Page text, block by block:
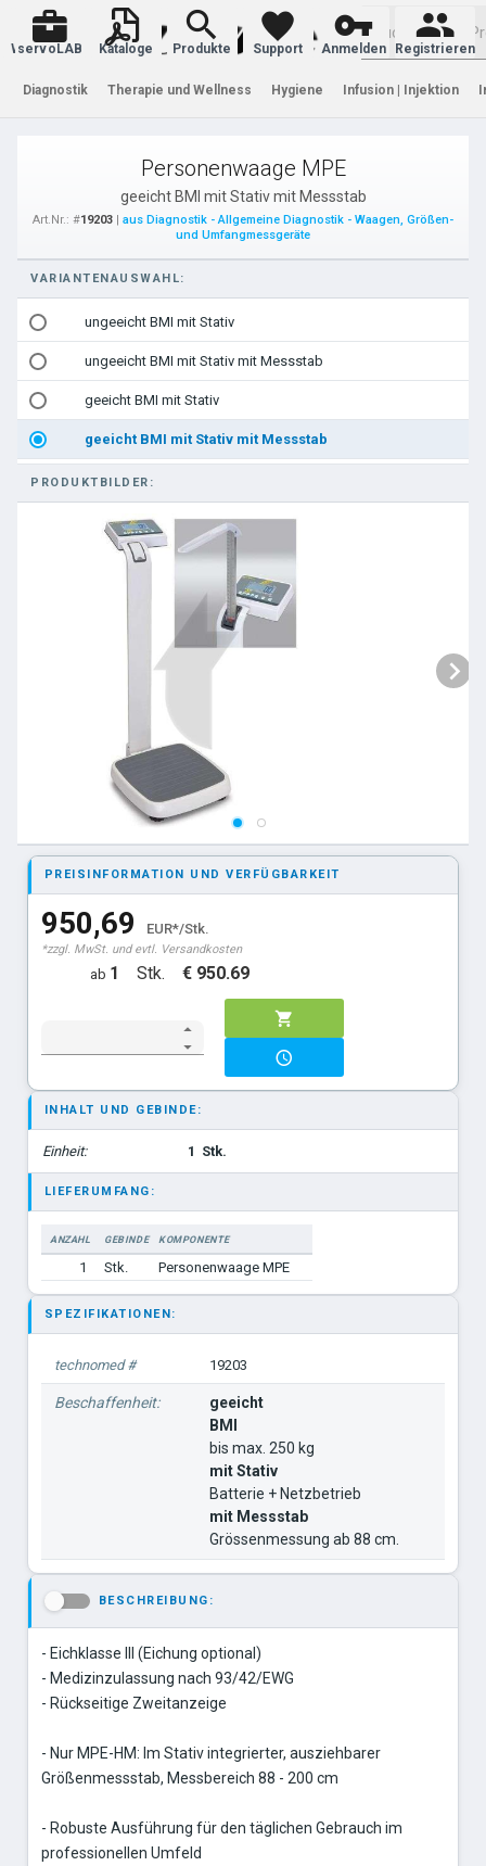
Warenkorb
servoLAB Kataloge Produkte Support Anmelden Registrieren
Diagnostik Therapie und Wellness Hygiene Infusion | Injektion
Personenwaage MPE
geeicht BMI mit Stativ mit Messstab
Art.Nr.: #19203 | aus Diagnostik - Allgemeine Diagnostik - Waagen, Größen-
und Umfangmessgeräte
VARIANTENAUSWAHL:
ungeeicht BMI mit Stativ
ungeeicht BMI mit Stativ mit Messstab
geeicht BMI mit Stativ
geeicht BMI mit Stativ mit Messstab
PRODUKTBILDER:
PREISINFORMATION UND VERFÜGBARKEIT
950,69 EUR*/Stk.
*zzgl. MwSt. und evtl. Versandkosten
ab 1 Stk. € 950.69
INHALT UND GEBINDE:
Einheit: 1 Stk.
LIEFERUMFANG:
ANZAHL GEBINDE
KOMPONENTE
1
Stk. Personenwaage MPE
SPEZIFIKATIONEN:
technomed # 19203
Beschaffenheit:
geeicht
BMI
bis max. 250 kg
mit Stativ
Batterie + Netzbetrieb
mit Messstab
Grössenmessung ab 88 cm.
BESCHREIBUNG:
- Eichklasse III (Eichung optional)
- Medizinzulassung nach 93/42/EWG
- Rückseitige Zweitanzeige
- Nur MPE-HM: Im Stativ integrierter, ausziehbarer
Größenmessstab, Messbereich 88 - 200 cm
- Robuste Ausführung für den täglichen Gebrauch im
professionellen Umfeld